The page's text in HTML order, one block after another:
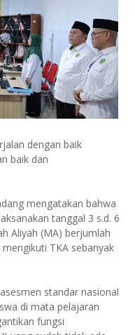
dengan baik
baik dan
mengatakan bahwa
tanggal 3 s.d. 6
Aliyah (MA) berjumlah
TKA sebanyak
standar nasional
di mata pelajaran
fungsi